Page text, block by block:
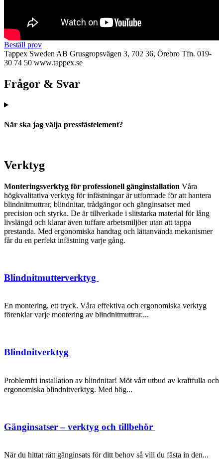
Beställ prov
Tappex Sweden AB Grusgropsvägen 3, 702 36, Örebro Tfn. 019-
30 74 50 www.tappex.se
Frågor & Svar
När ska jag välja pressfästelement?
Verktyg
Monteringsverktyg för professionell gänginstallation Våra
högkvalitativa verktyg för infästningar är utformade för att hantera
blindnitmuttrar, blindnitar, trådgängor och gänginsatser med
precision och styrka. De är tillverkade i slitstarka material för lång
livslängd och klarar även tuffare arbetsmiljöer utan att tappa
prestanda. Med ergonomiska handtag och lättanvända mekanismer
får du en perfekt infästning varje gång.
Blindnitmutterverktyg
En montering, ett tryck. Våra effektiva och ergonomiska verktyg
förenklar varje montering av blindnitmuttrar....
Blindnitverktyg
Problemfri installation av blindnitar! Möt vårt utbud av kraftfulla och
ergonomiska blindnitverktyg. Med hög...
Gänginsatser – verktyg och tillbehör
När du hittat rätt gänginsats för ditt behov så vill du fästa in den...